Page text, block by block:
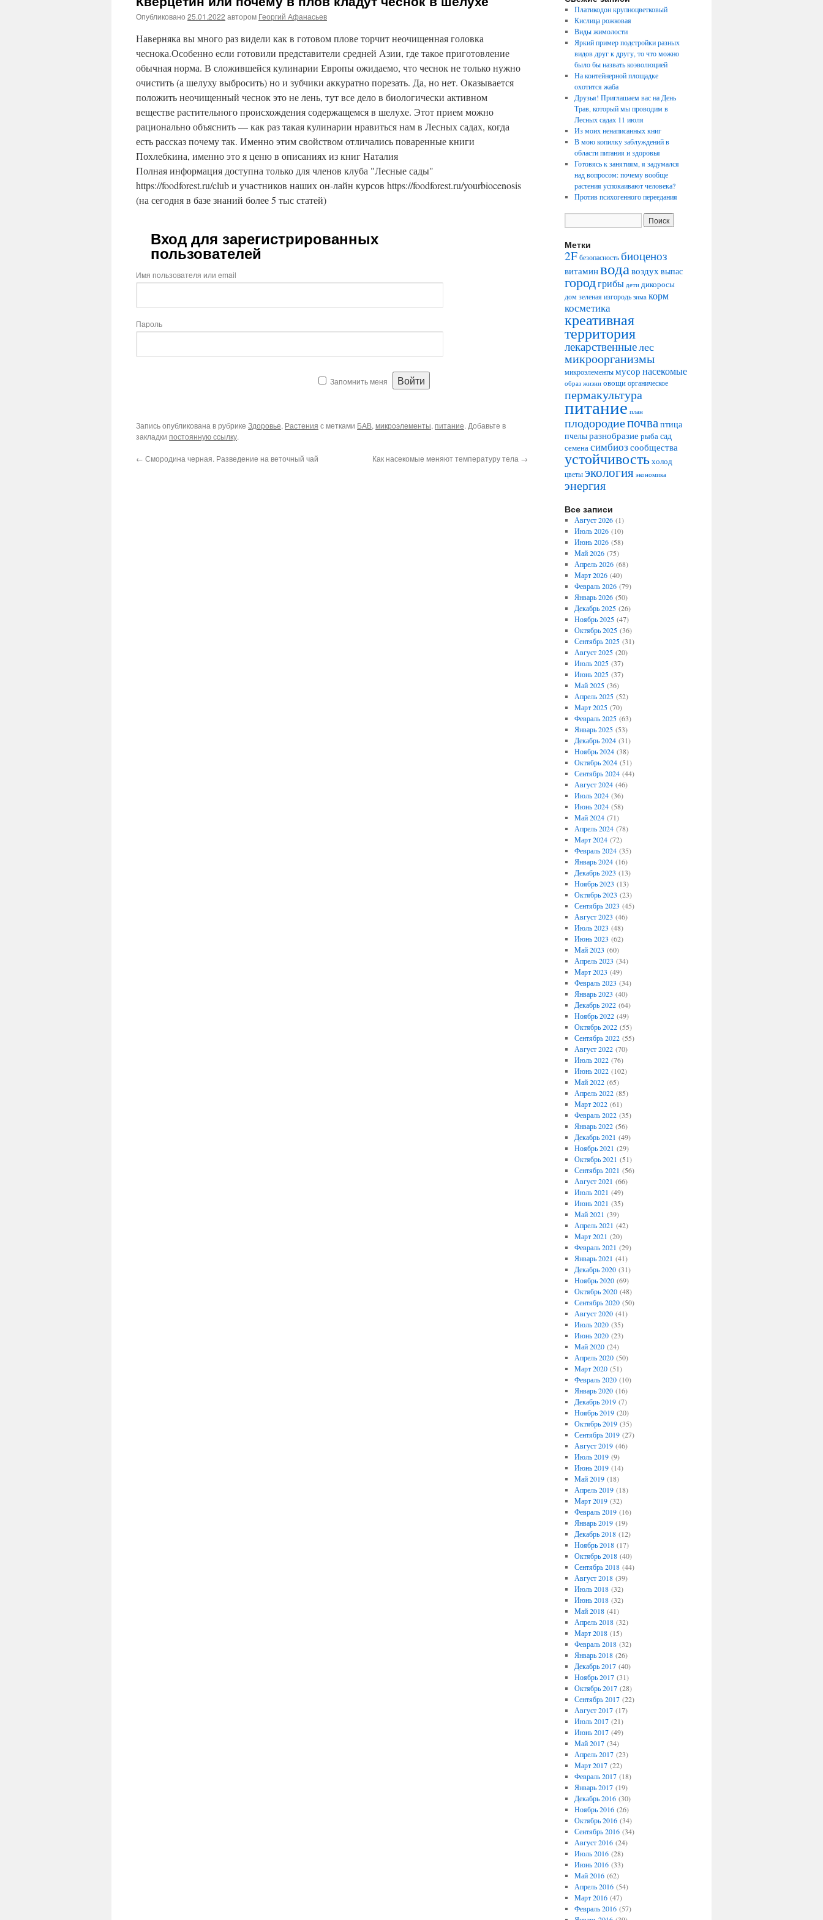
Опубликовано 25.01.2022 автором Георгий Афанасьев
Наверняка вы много раз видели как в готовом плове торчит неочищенная головка
чеснока.Особенно если готовили представители средней Азии, где такое приготовление
обычная норма. В сложившейся кулинарии Европы ожидаемо, что чеснок не только нужно
очистить (а шелуху выбросить) но и зубчики аккуратно порезать. Да, но нет. Оказывается
положить неочищенный чеснок это не лень, тут все дело в биологически активном
веществе растительного происхождения содержащемся в шелухе. Этот прием можно
рационально объяснить — как раз такая кулинарии нравиться нам в Лесных садах, когда
есть рассказ почему так. Именно этим свойством отличались поваренные книги
Похлебкина, именно это я ценю в описаниях из книг Наталия
Полная информация доступна только для членов клуба "Лесные сады"
https://foodforest.ru/club и участников наших он-лайн курсов https://foodforest.ru/yourbiocenosis
(на сегодня в базе знаний более 5 тыс статей)
Вход для зарегистрированных
пользователей
Имя пользователя или email
Пароль
Запомнить меня
Запись опубликована в рубрике Здоровье, Растения с метками БАВ, микроэлементы, питание. Добавьте в
закладки постоянную ссылку.
← Смородина черная. Разведение на веточный чай Как насекомые меняют температуру тела →
Платикодон крупноцветковый
Кислица рожковая
Виды жимолости
Яркий пример подстройки разных
видов друг к другу, то что можно
было бы назвать коэволюцией
На контейнерной площадке
охотится жаба
Друзья! Приглашаем вас на День
Трав, который мы проводим в
Лесных садах 11 июля
Из моих ненаписанных книг
В мою копилку заблуждений в
области питания и здоровья
Готовясь к занятиям, я задумался
над вопросом: почему вообще
растения успокаивают человека?
Против психогенного переедания
Метки
2F безопасность биоценоз
витаминводавоздухвыпас
городгрибы дети дикоросы
домзеленая изгородь зима корм
косметика
креативная
территория
лекарственныелес
микроорганизмы
микроэлементымусор насекомые
образ жизни овощи органическое
пермакультура
питание план
плодородиепочваптица
пчелыразнобразие рыбасад
семенасимбиоз сообщества
устойчивостьхолод
цветы экология экономика
энергия
Все записи
Август 2026(1)
Июль 2026(10)
Июнь 2026(58)
Май 2026(75)
Апрель 2026(68)
Март 2026(40)
Февраль 2026(79)
Январь 2026(50)
Декабрь 2025(26)
Ноябрь 2025(47)
Октябрь 2025(36)
Сентябрь 2025(31)
Август 2025(20)
Июль 2025(37)
Июнь 2025(37)
Май 2025(36)
Апрель 2025(52)
Март 2025(70)
Февраль 2025(63)
Январь 2025(53)
Декабрь 2024(31)
Ноябрь 2024(38)
Октябрь 2024(51)
Сентябрь 2024(44)
Август 2024(46)
Июль 2024(36)
Июнь 2024(58)
Май 2024(71)
Апрель 2024(78)
Март 2024(72)
Февраль 2024(35)
Январь 2024(16)
Декабрь 2023 (13)
Ноябрь 2023 (13)
Октябрь 2023 (23)
Сентябрь 2023 (45)
Август 2023 (46)
Июль 2023 (48)
Июнь 2023 (62)
Май 2023 (60)
Апрель 2023 (34)
Март 2023 (49)
Февраль 2023 (34)
Январь 2023 (40)
Декабрь 2022(64)
Ноябрь 2022(49)
Октябрь 2022(55)
Сентябрь 2022(55)
Август 2022(70)
Июль 2022(76)
Июнь 2022(102)
Май 2022(65)
Апрель 2022(85)
Март 2022(61)
Февраль 2022(35)
Январь 2022(56)
Декабрь 2021 (49)
Ноябрь 2021 (29)
Октябрь 2021 (51)
Сентябрь 2021 (56)
Август 2021 (66)
Июль 2021 (49)
Июнь 2021 (35)
Май 2021 (39)
Апрель 2021 (42)
Март 2021 (20)
Февраль 2021 (29)
Январь 2021 (41)
Декабрь 2020(31)
Ноябрь 2020(69)
Октябрь 2020(48)
Сентябрь 2020(50)
Август 2020(41)
Июль 2020(35)
Июнь 2020(23)
Май 2020(24)
Апрель 2020(50)
Март 2020(51)
Февраль 2020(10)
Январь 2020(16)
Декабрь 2019(7)
Ноябрь 2019(20)
Октябрь 2019(35)
Сентябрь 2019(27)
Август 2019(46)
Июль 2019(9)
Июнь 2019(14)
Май 2019(18)
Апрель 2019(18)
Март 2019(32)
Февраль 2019(16)
Январь 2019(19)
Декабрь 2018(12)
Ноябрь 2018(17)
Октябрь 2018(40)
Сентябрь 2018(44)
Август 2018(39)
Июль 2018(32)
Июнь 2018(32)
Май 2018(41)
Апрель 2018(32)
Март 2018(15)
Февраль 2018(32)
Январь 2018(26)
Декабрь 2017(40)
Ноябрь 2017(31)
Октябрь 2017(28)
Сентябрь 2017(22)
Август 2017(17)
Июль 2017(21)
Июнь 2017(49)
Май 2017(34)
Апрель 2017(23)
Март 2017(22)
Февраль 2017(18)
Январь 2017(19)
Декабрь 2016(30)
Ноябрь 2016(26)
Октябрь 2016(34)
Сентябрь 2016(34)
Август 2016(24)
Июль 2016(28)
Июнь 2016(33)
Май 2016(62)
Апрель 2016(54)
Март 2016(47)
Февраль 2016(57)